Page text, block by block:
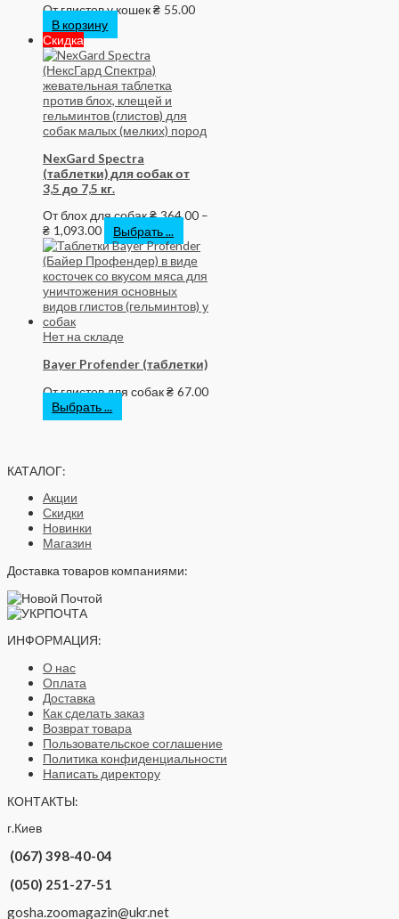
От глистов у кошек₴ 55.00
В корзину
Скидка
NexGard Spectra
(таблетки) для собак от
3,5 до 7,5 кг.
От блох для собак₴ 364.00 –
₴ 1,093.00 Выбрать ...
Нет на складе
Bayer Profender (таблетки)
От глистов для собак₴ 67.00
Выбрать ...
КАТАЛОГ:
Акции
Скидки
Новинки
Магазин
Доставка товаров компаниями:
ИНФОРМАЦИЯ:
О нас
Оплата
Доставка
Как сделать заказ
Возврат товара
Пользовательское соглашение
Политика конфиденциальности
Написать директору
КОНТАКТЫ:
г.Киев
(067) 398-40-04
(050) 251-27-51
gosha.zoomagazin@ukr.net